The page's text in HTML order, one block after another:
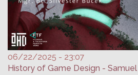
06/22/2025 - 23:07
History of Game Design - Samuel